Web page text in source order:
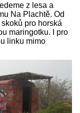
z lesa a
Na Plachtě. Od
pro horská
maringotku. I pro
linku mimo